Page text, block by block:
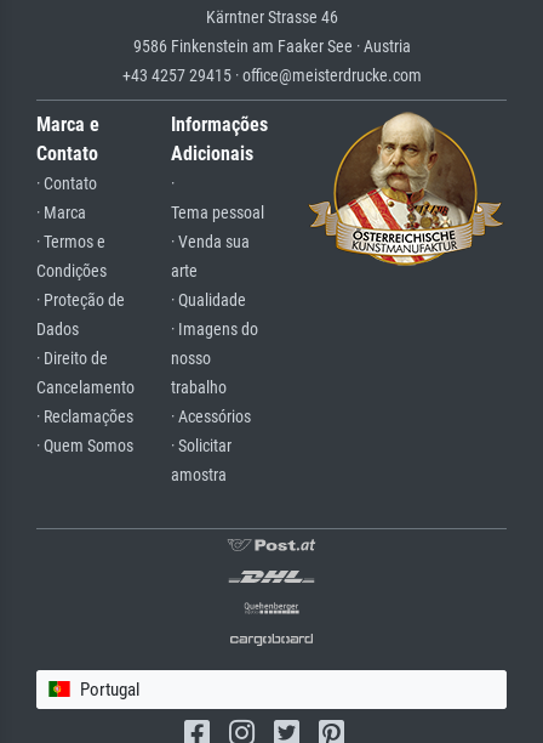
Kärntner Strasse 46
9586 Finkenstein am Faaker See · Austria
+43 4257 29415 · office@meisterdrucke.com
Marca e
Contato
· Contato
· Marca
· Termos e
Condições
· Proteção de
Dados
· Direito de
Cancelamento
· Reclamações
· Quem Somos
Informações
Adicionais
·
Tema pessoal
· Venda sua
arte
· Qualidade
· Imagens do
nosso
trabalho
· Acessórios
· Solicitar
amostra
Portugal